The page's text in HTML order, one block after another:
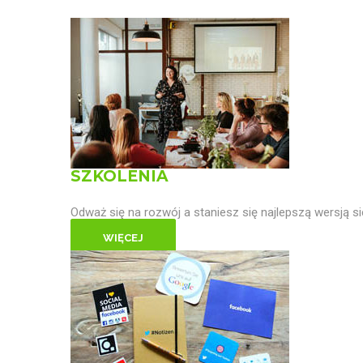
SZKOLENIA
Odważ się na rozwój a staniesz się najlepszą wersją
WIĘCEJ